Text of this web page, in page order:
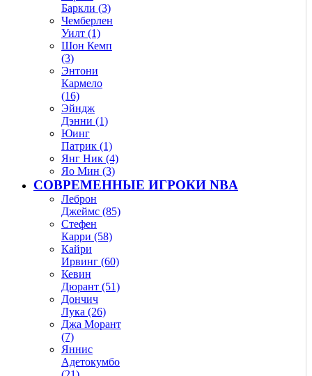
Баркли (3)
Чемберлен
Уилт (1)
Шон Кемп
(3)
Энтони
Кармело
(16)
Эйндж
Дэнни (1)
Юинг
Патрик (1)
Янг Ник (4)
Яо Мин (3)
СОВРЕМЕННЫЕ ИГРОКИ NBA
Леброн
Джеймс (85)
Стефен
Карри (58)
Кайри
Ирвинг (60)
Кевин
Дюрант (51)
Дончич
Лука (26)
Джа Морант
(7)
Яннис
Адетокумбо